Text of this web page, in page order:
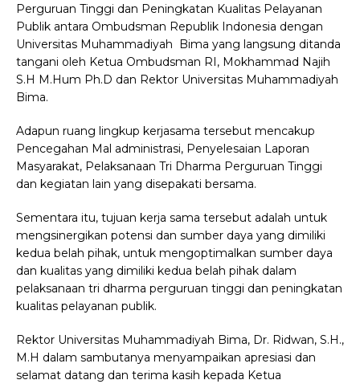
Perguruan Tinggi dan Peningkatan Kualitas Pelayanan
Publik antara Ombudsman Republik Indonesia dengan
Universitas Muhammadiyah Bima yang langsung ditanda
tangani oleh Ketua Ombudsman RI, Mokhammad Najih
S.H M.Hum Ph.D dan Rektor Universitas Muhammadiyah
Bima.
Adapun ruang lingkup kerjasama tersebut mencakup
Pencegahan Mal administrasi, Penyelesaian Laporan
Masyarakat, Pelaksanaan Tri Dharma Perguruan Tinggi
dan kegiatan lain yang disepakati bersama.
Sementara itu, tujuan kerja sama tersebut adalah untuk
mengsinergikan potensi dan sumber daya yang dimiliki
kedua belah pihak, untuk mengoptimalkan sumber daya
dan kualitas yang dimiliki kedua belah pihak dalam
pelaksanaan tri dharma perguruan tinggi dan peningkatan
kualitas pelayanan publik.
Rektor Universitas Muhammadiyah Bima, Dr. Ridwan, S.H.,
M.H dalam sambutanya menyampaikan apresiasi dan
selamat datang dan terima kasih kepada Ketua